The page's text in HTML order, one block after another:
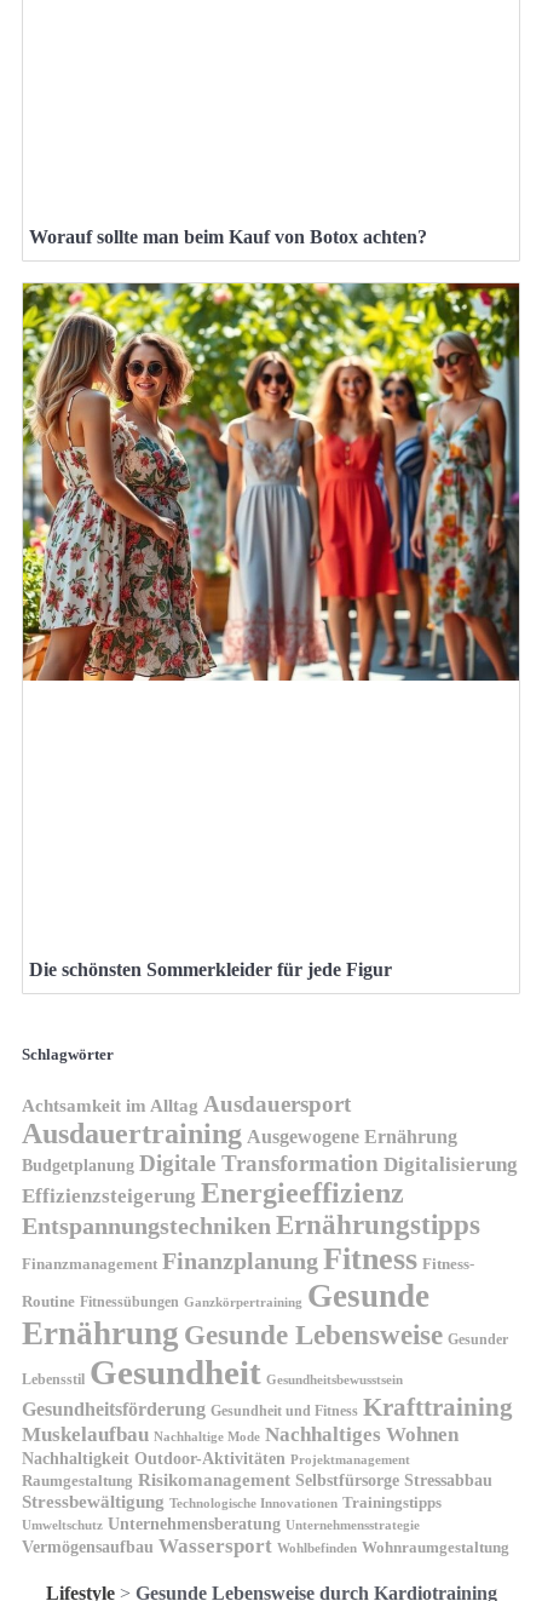
Worauf sollte man beim Kauf von Botox achten?
Die schönsten Sommerkleider für jede Figur
Schlagwörter
Achtsamkeit im Alltag Ausdauersport
Ausdauertraining Ausgewogene Ernährung
Budgetplanung Digitale Transformation Digitalisierung
Effizienzsteigerung Energieeffizienz
Entspannungstechniken Ernährungstipps
Finanzmanagement Finanzplanung Fitness Fitness-
Routine Fitnessübungen Ganzkörpertraining Gesunde
Ernährung Gesunde Lebensweise Gesunder
Lebensstil Gesundheit Gesundheitsbewusstsein
Gesundheitsförderung Gesundheit und Fitness Krafttraining
Muskelaufbau Nachhaltige Mode Nachhaltiges Wohnen
Nachhaltigkeit Outdoor-Aktivitäten Projektmanagement
Raumgestaltung Risikomanagement Selbstfürsorge Stressabbau
Stressbewältigung Technologische Innovationen Trainingstipps
Umweltschutz Unternehmensberatung Unternehmensstrategie
Vermögensaufbau Wassersport Wohlbefinden Wohnraumgestaltung
Lifestyle> Gesunde Lebensweise durch Kardiotraining